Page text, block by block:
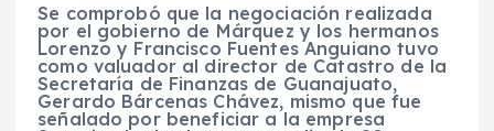
Se comprobó que la negociación realizada
por el gobierno de Márquez y los hermanos
Lorenzo y Francisco Fuentes Anguiano tuvo
como valuador al director de Catastro de la
Secretaría de Finanzas de Guanajuato,
Gerardo Bárcenas Chávez, mismo que fue
señalado por beneficiar a la empresa